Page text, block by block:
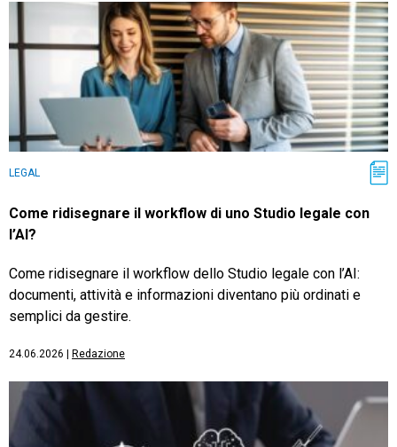
LEGAL
Come ridisegnare il workflow di uno Studio legale con
l’AI?
Come ridisegnare il workflow dello Studio legale con l’AI:
documenti, attività e informazioni diventano più ordinati e
semplici da gestire.
24.06.2026 Redazione